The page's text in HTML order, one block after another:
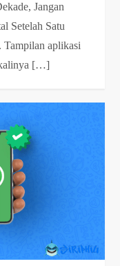
Jangan
Setelah Satu
aplikasi
kalinya […]